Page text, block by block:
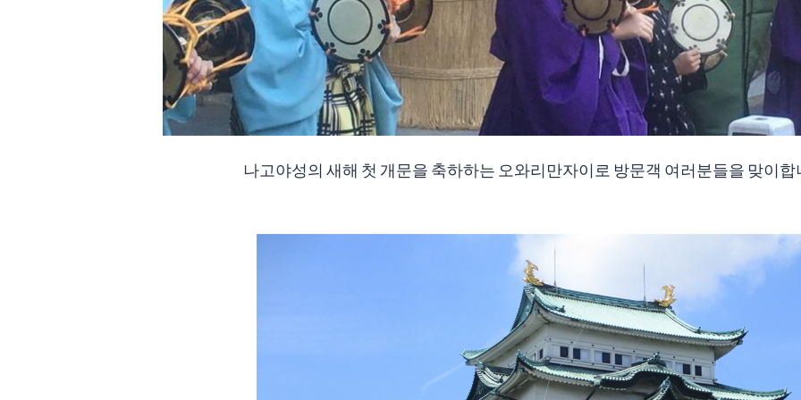
나고야성의 새해 첫 개문을 축하하는 오와리만자이로 방문객 여러분들을 맞이합